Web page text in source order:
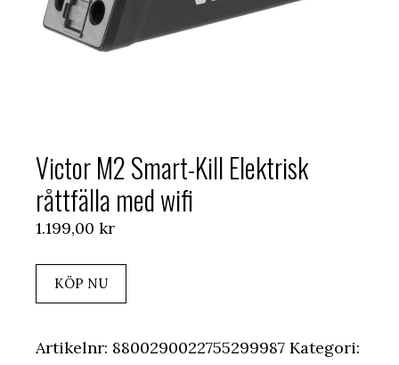
Victor M2 Smart-Kill Elektrisk
råttfälla med wifi
1.199,00 kr
KÖP NU
Artikelnr: 8800290022755299987 Kategori: